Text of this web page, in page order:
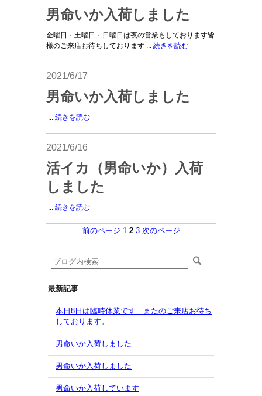
男命いか入荷しました
金曜日・土曜日・日曜日は夜の営業もしております皆
様のご来店お待ちしております ... 続きを読む
2021/6/17
男命いか入荷しました
... 続きを読む
2021/6/16
活イカ（男命いか）入荷
しました
... 続きを読む
前のページ 1 2 3 次のページ
最新記事
本日8日は臨時休業です またのご来店お待ち
しております。
男命いか入荷しました
男命いか入荷しました
男命いか入荷しています